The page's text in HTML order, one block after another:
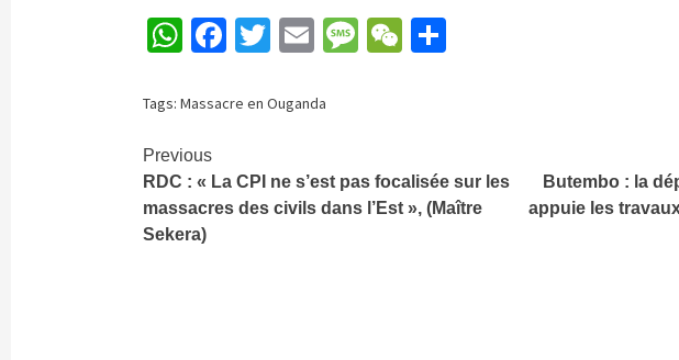
WhatsApp
Facebook
Twitter
EmailMessage
WeChat
Tags:Massacre en Ouganda
Continue
Reading
Previous
RDC : « La CPI ne s’est pas focalisée sur les
massacres des civils dans l’Est », (Maître
Sekera)
Butembo : la
appuie les